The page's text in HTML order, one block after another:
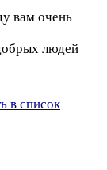
вам очень
людей
в список